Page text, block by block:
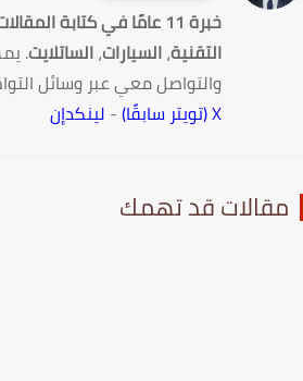
خبرة 11 عامًا في كتابة المقالات
التقنية،السيارات،الساتلايت.
والتواصل معي عبر وسائل
-لينكدإن
قد تهمك